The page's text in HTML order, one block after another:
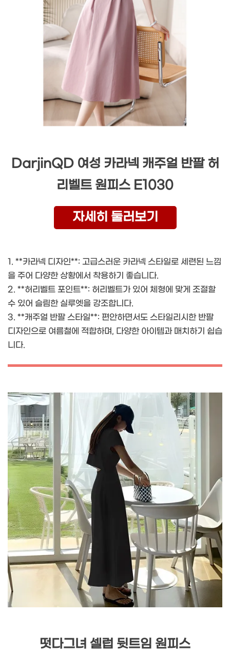
DarjinQD 여성 카라넥 캐주얼 반팔 허
리벨트 원피스 E1030
자세히 둘러보기
1. **카라넥 디자인**: 고급스러운 카라넥 스타일로 세련된 느낌
을 주어 다양한 상황에서 착용하기 좋습니다.
2. **허리벨트 포인트**: 허리벨트가 있어 체형에 맞게 조절할
수 있어 슬림한 실루엣을 강조합니다.
3. **캐주얼 반팔 스타일**: 편안하면서도 스타일리시한 반팔
디자인으로 여름철에 적합하며, 다양한 아이템과 매치하기 쉽습
니다.
떳다그녀 셀럽 뒷트임 원피스